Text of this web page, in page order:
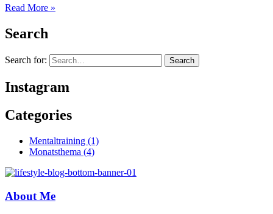
Read More »
Search
Search for: Search
Instagram
Categories
Mentaltraining (1)
Monatsthema (4)
About Me